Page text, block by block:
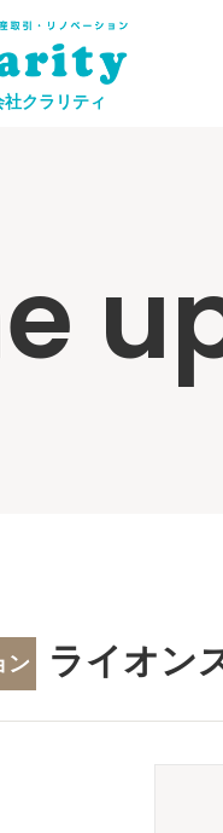
社クラリティ
ン ライオン